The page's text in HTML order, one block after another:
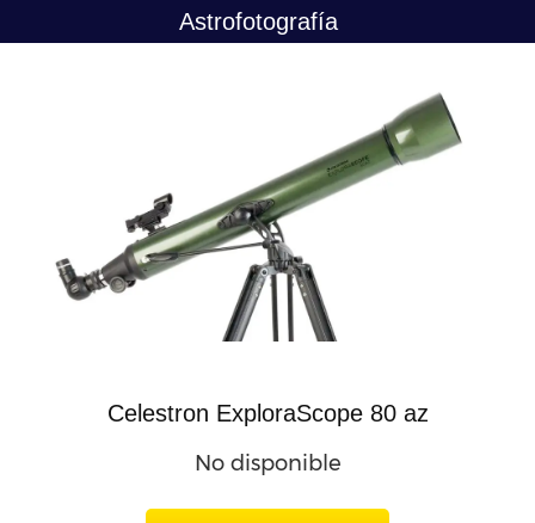
al
Astrofotografía
Celestron ExploraScope 80 az
No disponible